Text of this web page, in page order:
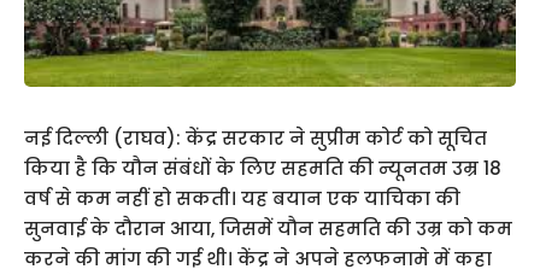
नई दिल्ली (राघव): केंद्र सरकार ने सुप्रीम कोर्ट को सूचित
किया है कि यौन संबंधों के लिए सहमति की न्यूनतम उम्र 18
वर्ष से कम नहीं हो सकती। यह बयान एक याचिका की
सुनवाई के दौरान आया, जिसमें यौन सहमति की उम्र को कम
करने की मांग की गई थी। केंद्र ने अपने हलफनामे में कहा